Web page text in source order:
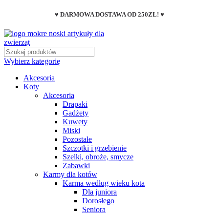
♥ DARMOWA DOSTAWA OD 250ZŁ! ♥
Wybierz kategorię
Akcesoria
Koty
Akcesoria
Drapaki
Gadżety
Kuwety
Miski
Pozostałe
Szczotki i grzebienie
Szelki, obroże, smycze
Zabawki
Karmy dla kotów
Karma według wieku kota
Dla juniora
Dorosłego
Seniora